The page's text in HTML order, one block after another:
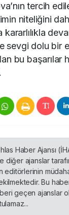
tercih
niteliğini
kararlılıkla
sevgi dolu bir
bu başarılar
Haber Ajansı
diğer ajanslar
editörlerinin
Bu
geçen ajanslar